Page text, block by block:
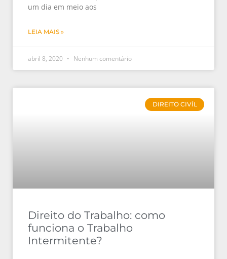
um dia em meio aos
LEIA MAIS »
abril 8, 2020 Nenhum comentário
DIREITO CIVÍL
Direito do Trabalho: como
funciona o Trabalho
Intermitente?